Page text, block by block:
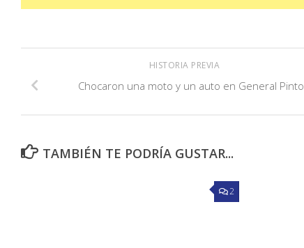
HISTORIA PREVIA
Chocaron una moto y un auto en General Pinto
TAMBIÉN TE PODRÍA GUSTAR...
2